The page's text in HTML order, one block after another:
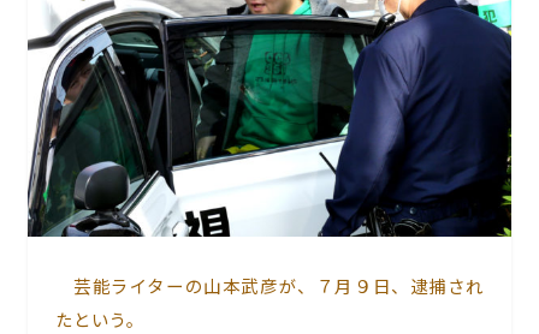
芸能ライターの山本武彦が、７月９日、逮捕され
たという。